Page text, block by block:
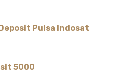
Pulsa Indosat
5000